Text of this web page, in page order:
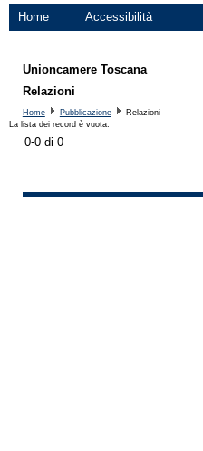
Home Accessibilità
Unioncamere Toscana
Relazioni
Home Pubblicazione
Relazioni
La lista dei record è vuota.
0-0 di 0